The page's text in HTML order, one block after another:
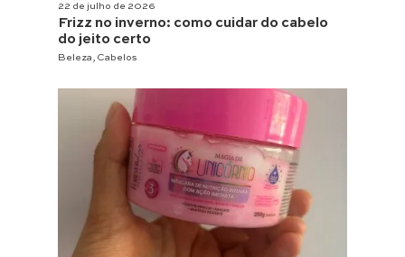
22 de julho de 2026
Frizz no inverno: como cuidar do cabelo
do jeito certo
Beleza , Cabelos